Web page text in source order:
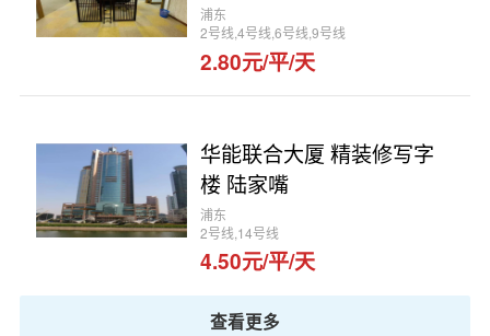
浦东
2号线,4号线,6号线,9号线
2.80元/平/天
华能联合大厦 精装修写字
楼 陆家嘴
浦东
2号线,14号线
4.50元/平/天
查看更多